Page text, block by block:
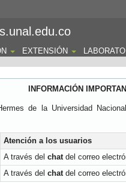
EXTENSIÓN
INFORMACIÓN
de la Universidad
Atención a los usuarios
A través del chatdel correo
A través del chatdel correo